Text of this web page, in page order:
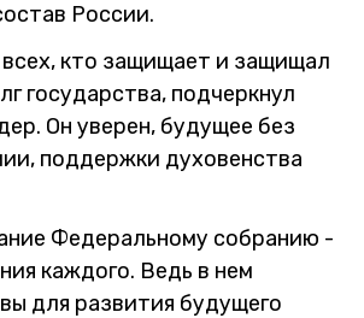
России.
кто защищает и защищал
государства, подчеркнул
Он уверен, будущее без
поддержки духовенства
Федеральному собранию -
каждого. Ведь в нем
для развития будущего